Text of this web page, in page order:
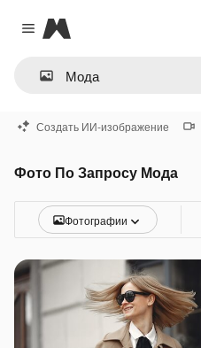
Close menu
Magnific
Создать ИИ-изображение
Фото По Запросу Мода
Фотографии